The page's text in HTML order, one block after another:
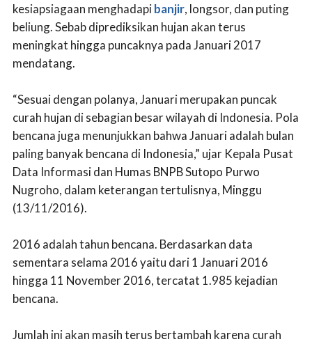
kesiapsiagaan menghadapibanjir, longsor, dan puting
beliung. Sebab diprediksikan hujan akan terus
meningkat hingga puncaknya pada Januari 2017
mendatang.
“Sesuai dengan polanya, Januari merupakan puncak
curah hujan di sebagian besar wilayah di Indonesia. Pola
bencana juga menunjukkan bahwa Januari adalah bulan
paling banyak bencana di Indonesia,” ujar Kepala Pusat
Data Informasi dan Humas BNPB Sutopo Purwo
Nugroho, dalam keterangan tertulisnya, Minggu
(13/11/2016).
2016 adalah tahun bencana. Berdasarkan data
sementara selama 2016 yaitu dari 1 Januari 2016
hingga 11 November 2016, tercatat 1.985 kejadian
bencana.
Jumlah ini akan masih terus bertambah karena curah